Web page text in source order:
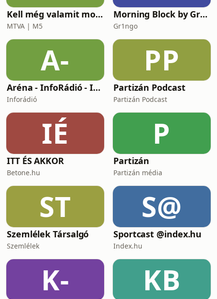
Kell még valamit mondanom, Ildikó?
MTVA | M5
Morning Block by Gr1ngo
Gr1ngo
A-
Aréna - InfoRádió - Infostart.hu
Inforádió
PP
Partizán Podcast
Partizán Podcast
IÉ
ITT ÉS AKKOR
Betone.hu
P
Partizán
Partizán média
ST
Szemlélek Társalgó
Szemlélek
S@
Sportcast @index.hu
Index.hu
K- KB